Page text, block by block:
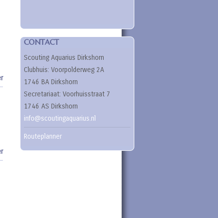
CONTACT
Scouting Aquarius Dirkshorn
Clubhuis: Voorpolderweg 2A
1746 BA Dirkshorn
Secretariaat: Voorhuisstraat 7
1746 AS Dirkshorn
info@scoutingaquarius.nl
Routeplanner